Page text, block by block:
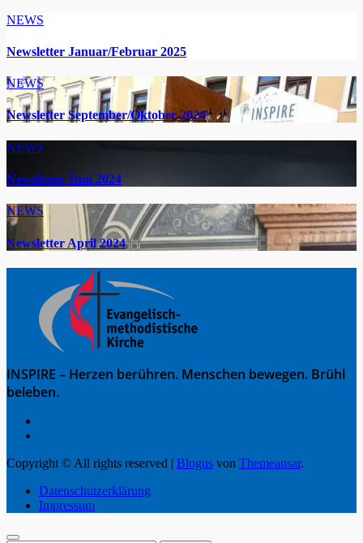
NEWS
Newsletter Januar/Februar 2025
NEWS
Newsletter September/Oktober 2024
NEWS
Newsletter Juni 2024
NEWS
Newsletter April 2024
INSPIRE – Herzen berühren. Menschen bewegen. Brühl
beleben.
Copyright © All rights reserved | Blogus von Themeansar.
Datenschutzerklärung
Impressum